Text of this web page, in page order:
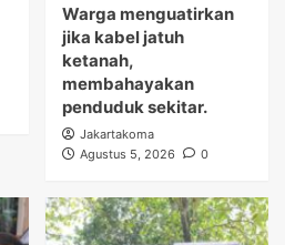
Warga menguatirkan
jika kabel jatuh
ketanah,
membahayakan
penduduk sekitar.
Jakartakoma
Agustus 5, 2026
0